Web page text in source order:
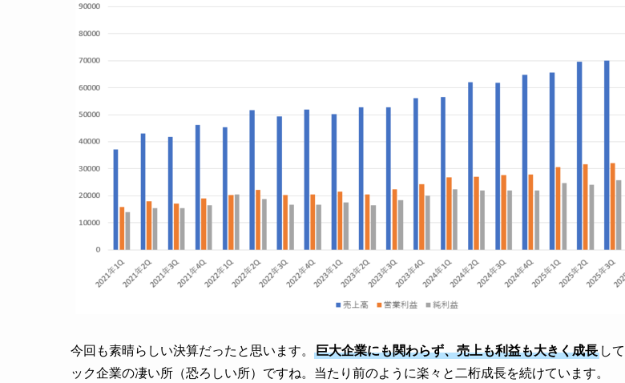
今回も素晴らしい決算だったと思います。 巨大企業にも関わらず、売上も利益も大きく成長 し
ック企業の凄い所（恐ろしい所）ですね。当たり前のように楽々と二桁成長を続けています。